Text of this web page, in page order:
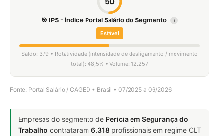
🎯 IPS - Índice Portal Salário do Segmento i
Estável
Saldo: 379 • Rotatividade (intensidade de desligamento / movimento
total): 48,5% • Volume: 12.257
Fonte: Portal Salário / CAGED • Brasil • 07/2025 a 06/2026
Empresas do segmento de Perícia em Segurança do
Trabalho contrataram 6.318 profissionais em regime CLT